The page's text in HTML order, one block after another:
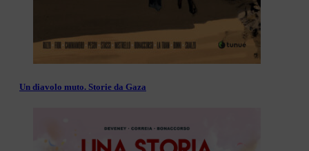
Un diavolo muto. Storie da Gaza